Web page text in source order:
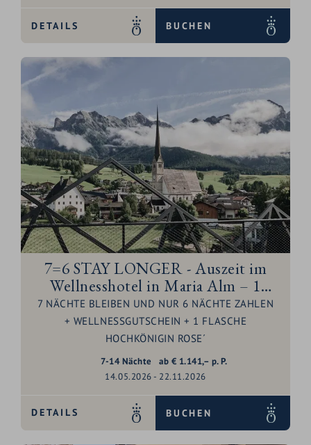
DETAILS BUCHEN
7=6 STAY LONGER - Auszeit im
Wellnesshotel in Maria Alm – 1
Nacht geschenkt
7 NÄCHTE BLEIBEN UND NUR 6 NÄCHTE ZAHLEN
+ WELLNESSGUTSCHEIN + 1 FLASCHE
HOCHKÖNIGIN ROSE´
7-14Nächte
14.05.2026 - 22.11.2026
ab € 1.141,– p. P.
DETAILS BUCHEN